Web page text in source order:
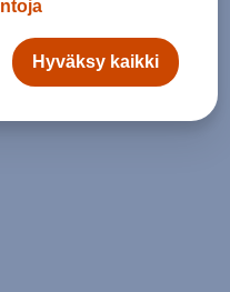
Hyväksy kaikki